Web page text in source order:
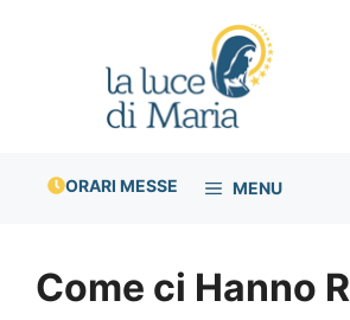
ORARI MESSE MENU
Come ci Hanno